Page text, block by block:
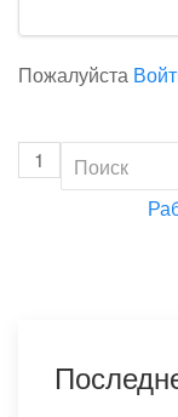
Пожалуйста
1